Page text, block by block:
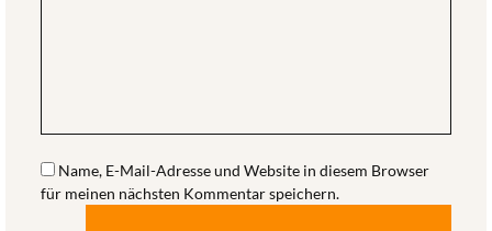
Name, E-Mail-Adresse und Website in diesem Browser
für meinen nächsten Kommentar speichern.